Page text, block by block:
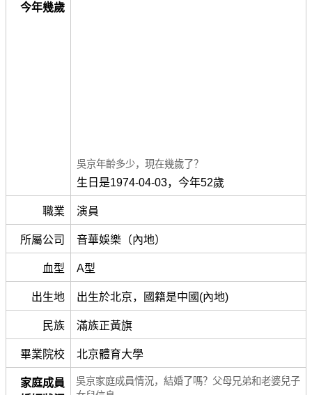
今年幾歲
吳京年齡多少，現在幾歲了？
生日是1974-04-03，今年52歲
職業 演員
所屬公司 音華娛樂（內地）
血型 A型
出生地 出生於北京，國籍是中國(內地)
民族 滿族正黃旗
畢業院校 北京體育大學
家庭成員
吳京家庭成員情況，結婚了嗎？父母兄弟和老婆兒子